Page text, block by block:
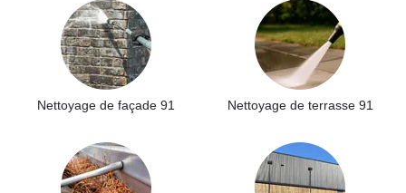
Nettoyage de façade 91 Nettoyage de terrasse 91